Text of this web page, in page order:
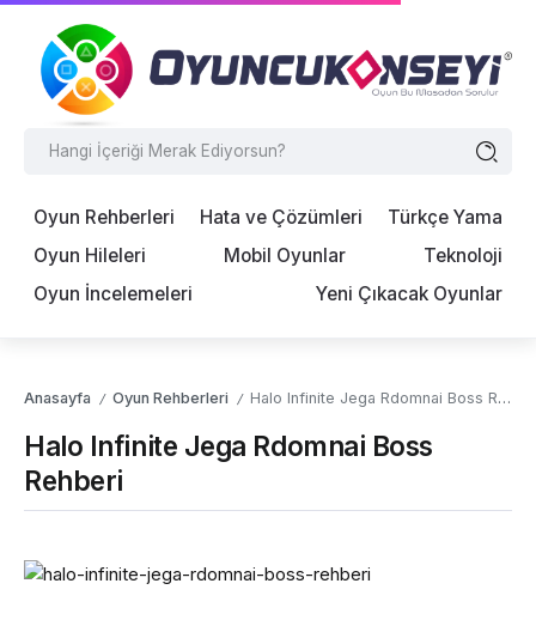
Oyun Rehberleri Hata ve Çözümleri
Türkçe Yama
Oyun Hileleri
Mobil Oyunlar
Teknoloji
Oyun İncelemeleri
Yeni Çıkacak Oyunlar
Anasayfa / Oyun Rehberleri / Halo Infinite Jega Rdomnai Boss Rehberi
Halo Infinite Jega Rdomnai Boss
Rehberi